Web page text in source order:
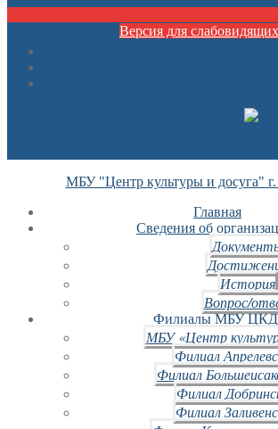
Версия для слабовидящих
МБУ "Центр культуры и досуга" г.
Главная
Сведения об
История
Вопрос/
Филиалы МБУ ЦКД
МБУ «Центр
Филиал
Филиал
Филиал
Филиал